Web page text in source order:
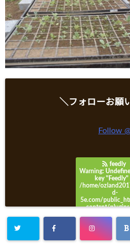
＼フォローお願
Follow
feedly
Warning:
key "Feedly"
/home/
d-
5e.com/
content/